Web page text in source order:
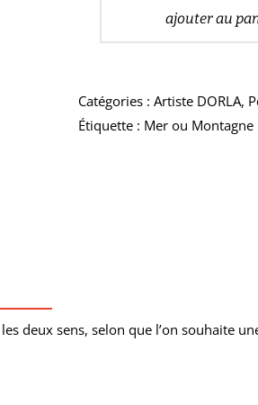
ajouter au
Catégories : Artiste DORLA,
Étiquette : Mer ou Montagne
deux sens, selon que l’on souhaite